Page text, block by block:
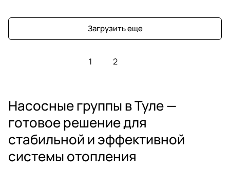
Загрузить еще
1 2
Насосные группы в Туле —
готовое решение для
стабильной и эффективной
системы отопления